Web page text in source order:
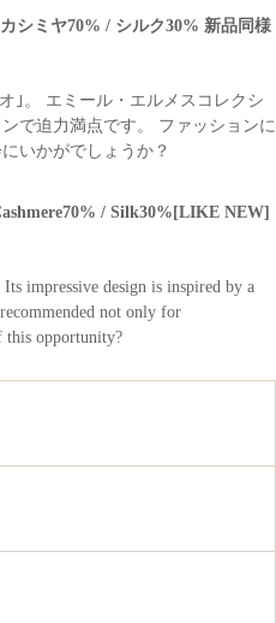
シミヤ70% / シルク30% 新品同様
｣。 エミール・エルメスコレクシ
で迫力満点です。 ファッションに
いかがでしょうか？
/ Silk30%[LIKE NEW]
impressive design is inspired by a
not only for
this opportunity?